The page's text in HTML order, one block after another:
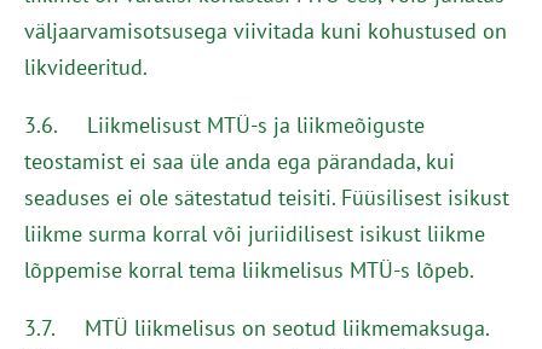
väljaarvamisotsusega viivitada kuni kohustused on
likvideeritud.
3.6. Liikmelisust MTÜ-s ja liikmeõiguste
teostamist ei saa üle anda ega pärandada, kui
seaduses ei ole sätestatud teisiti. Füüsilisest isikust
liikme surma korral või juriidilisest isikust liikme
lõppemise korral tema liikmelisus MTÜ-s lõpeb.
3.7. MTÜ liikmelisus on seotud liikmemaksuga.